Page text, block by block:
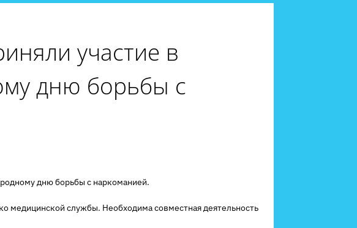
участие в
дню борьбы с
дню борьбы с наркоманией.
медицинской службы. Необходима совместная деятельность